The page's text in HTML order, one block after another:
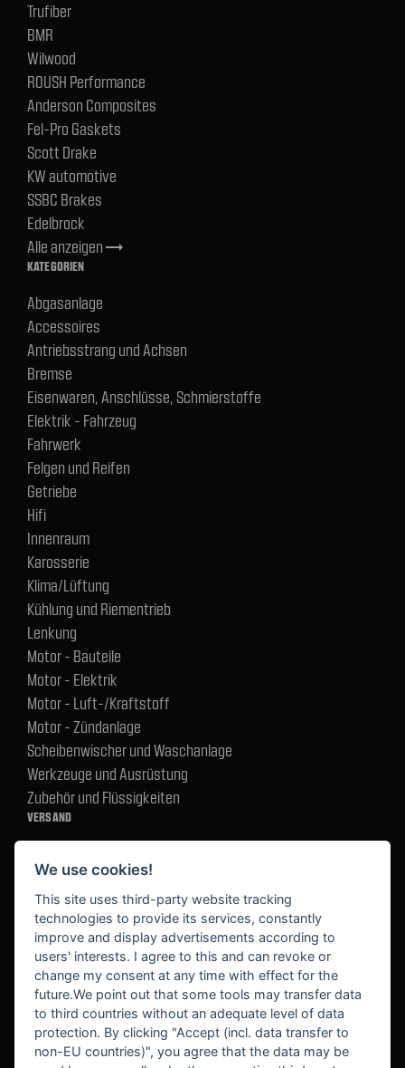
Trufiber
BMR
Wilwood
ROUSH Performance
Anderson Composites
Fel-Pro Gaskets
Scott Drake
KW automotive
SSBC Brakes
Edelbrock
Alle anzeigentrending_flat
KATEGORIEN
Abgasanlage
Accessoires
Antriebsstrang und Achsen
Bremse
Eisenwaren, Anschlüsse, Schmierstoffe
Elektrik - Fahrzeug
Fahrwerk
Felgen und Reifen
Getriebe
Hifi
Innenraum
Karosserie
Klima/Lüftung
Kühlung und Riementrieb
Lenkung
Motor - Bauteile
Motor - Elektrik
Motor - Luft-/Kraftstoff
Motor - Zündanlage
Scheibenwischer und Waschanlage
Werkzeuge und Ausrüstung
Zubehör und Flüssigkeiten
VERSAND
BEKANNT AUS
We use cookies!
This site uses third-party website tracking
technologies to provide its services, constantly
improve and display advertisements according to
users' interests. I agree to this and can revoke or
change my consent at any time with effect for the
future.We point out that some tools may transfer data
to third countries without an adequate level of data
protection. By clicking "Accept (incl. data transfer to
non-EU countries)", you agree that the data may be